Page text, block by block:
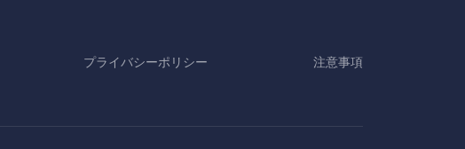
プライバシーポリシー 注意事項